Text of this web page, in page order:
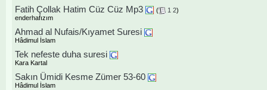
Fatih Çollak Hatim Cüz Cüz Mp3 ( 1 2)
enderhafızım
Ahmad al Nufais/Kıyamet Suresi
Hâdimul İslam
Tek nefeste duha suresi
Kara Kartal
Sakın Ümidi Kesme Zümer 53-60
Hâdimul İslam